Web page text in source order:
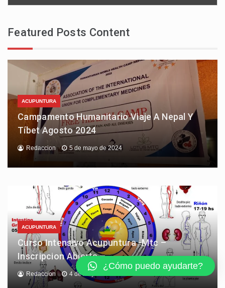
Featured Posts Content
ACUPUNTURA
Campamento Humanitario Viaje A Nepal Y
Tíbet Agosto 2024
Redaccion 5 de mayo de 2024
ACUPUNTURA
Curso Intensivo Acupuntura -Mtc –
Inscripcion Abierta –
Redaccion 4 de mayo de 2024
¿Cómo puedo ayudarte?